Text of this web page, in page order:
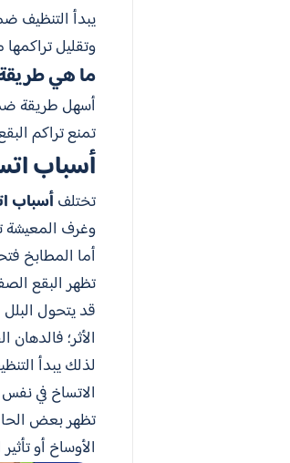
يبدأ التنظيف
وتقليل
ما هي
أسهل طريقة
تمنع تراكم
أسباب
تختلفأسباب
وغرف المعيشة
أما المطابخ
تظهر البقع
قد يتحول
الأثر؛
لذلك يبدأ
الاتساخ في
تظهر بعض
الأوساخ أو